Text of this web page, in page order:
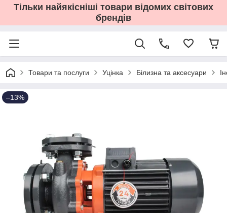
Тільки найякісніші товари відомих світових
брендів
Товари та послуги Уцінка Білизна та аксесуари
–13%